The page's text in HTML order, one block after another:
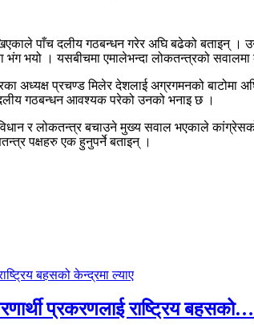
पाँच दलीय गठबन्धन गरेर अघि बढेको बताइन्
भंग भयो । यसबीचमा एमालेभन्दा लोकतन्त्रको सवालमा
अध्यक्ष प्रचण्ड मिलेर देशलाई अग्रगमनको
गठबन्धन आवश्यक परेको उनको भनाइ छ ।
र लोकतन्त्र बचाउने मुख्य सवाल भएकाले
पक्षहरु एक हुनुपर्ने बताइन् ।
प्रकरणलाई राष्ट्रिय बहसको…